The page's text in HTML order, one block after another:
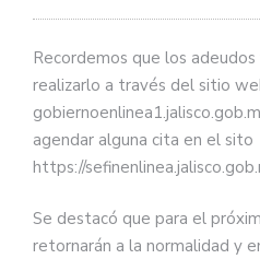
Recordemos que los
realizarlo a través del sitio
agendar alguna cita en el sito
https://
Se destacó que para el
retornarán a la normalidad y